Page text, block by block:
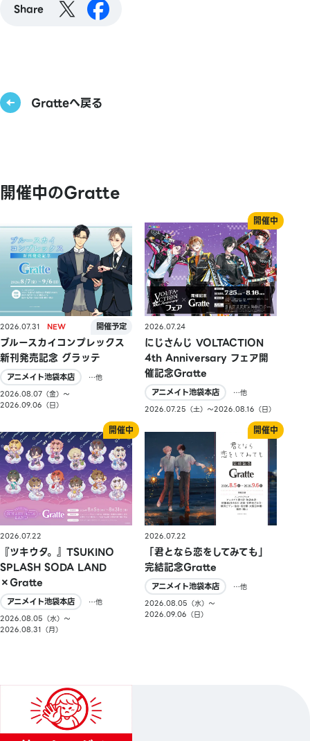
Share
Gratteへ戻る
開催中のGratte
2026.07.31
ブルースカイコンプレックス
新刊発売記念 グラッテ
アニメイト池袋本店
…他
2026.08.07（金）〜
2026.09.06（日）
2026.07.24
にじさんじ VOLTACTION
4th Anniversary フェア開
催記念Gratte
アニメイト池袋本店
…他
2026.07.25（土）〜2026.08.16（日）
2026.07.22
『ツキウタ。』TSUKINO
SPLASH SODA LAND
×Gratte
アニメイト池袋本店
…他
2026.08.05（水）〜
2026.08.31（月）
2026.07.22
「君となら恋をしてみても」
完結記念Gratte
アニメイト池袋本店
…他
2026.08.05（水）〜
2026.09.06（日）